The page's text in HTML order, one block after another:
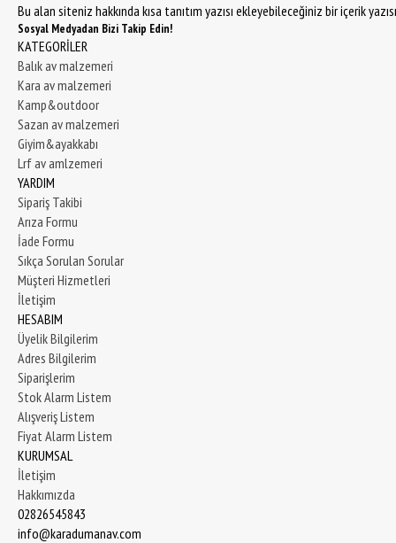
Bu alan siteniz hakkında kısa tanıtım yazısı ekleyebileceğiniz bir içerik
Sosyal Medyadan Bizi Takip Edin!
KATEGORİLER
Balık av malzemeri
Kara av malzemeri
Kamp&outdoor
Sazan av malzemeri
Giyim&ayakkabı
Lrf av amlzemeri
YARDIM
Sipariş Takibi
Arıza Formu
İade Formu
Sıkça Sorulan Sorular
Müşteri Hizmetleri
İletişim
HESABIM
Üyelik Bilgilerim
Adres Bilgilerim
Siparişlerim
Stok Alarm Listem
Alışveriş Listem
Fiyat Alarm Listem
KURUMSAL
İletişim
Hakkımızda
02826545843
info@karadumanav.com